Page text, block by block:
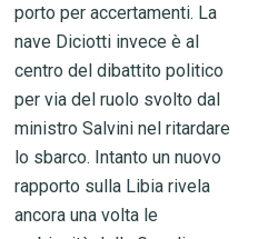
porto per accertamenti. La
nave Diciotti invece è al
centro del dibattito politico
per via del ruolo svolto dal
ministro Salvini nel ritardare
lo sbarco. Intanto un nuovo
rapporto sulla Libia rivela
ancora una volta le